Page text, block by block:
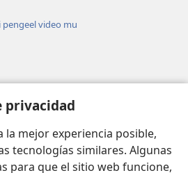
privacidad
la mejor experiencia posible,
tecnologías similares. Algunas
para que el sitio web funcione,
video mu
plata mu
LIFRU Watchtower™